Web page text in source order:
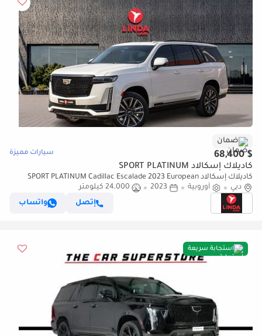
ضمان
$ 68,400 سيارات مميزة
كاديلاك إسكالاد SPORT PLATINUM
كاديلاك إسكالاد SPORT PLATINUM Cadillac Escalade 2023 European
Specs | Warranty
دبي أوروبية 2023
24,000 كيلومتر
إتصل
واتساب
استجابة سريعة